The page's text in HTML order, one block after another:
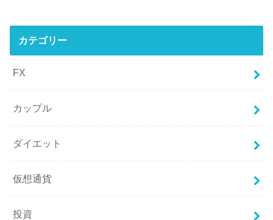
カテゴリー
FX
カップル
ダイエット
仮想通貨
投資